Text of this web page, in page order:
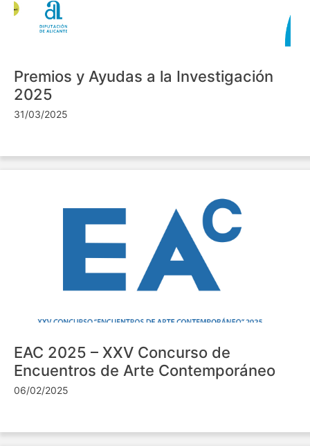
Premios y Ayudas a la Investigación
2025
31/03/2025
EAC 2025 – XXV Concurso de
Encuentros de Arte Contemporáneo
06/02/2025